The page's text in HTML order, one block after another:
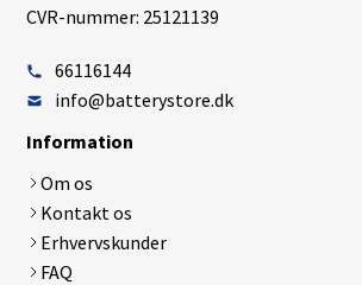
CVR-nummer: 25121139
66116144
info@batterystore.dk
Information
Om os
Kontakt os
Erhvervskunder
FAQ